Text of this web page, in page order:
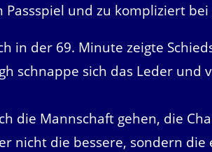
und zu kompliziert bei
in der 69. Minute zeigte
schnappe sich das Leder und
die Mannschaft gehen, die
nicht die bessere, sondern die